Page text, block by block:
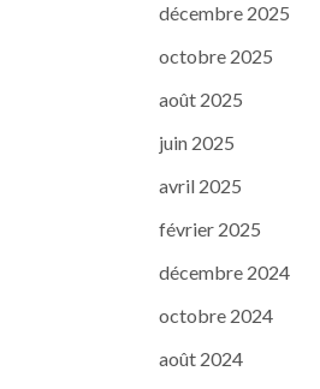
décembre 2025
octobre 2025
août 2025
juin 2025
avril 2025
février 2025
décembre 2024
octobre 2024
août 2024